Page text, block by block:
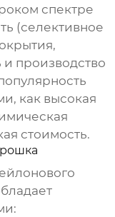
спектре
(селективное
производство
как высокая
стоимость.